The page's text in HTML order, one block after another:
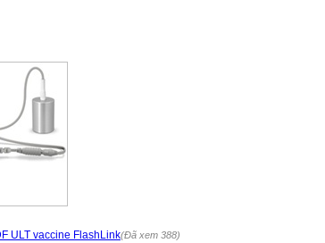
ULT vaccine FlashLink(Đã xem 388)